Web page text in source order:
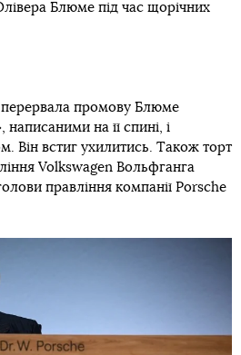
Блюме під час щорічних
перервала промову Блюме
на її спині, і
Він встиг ухилитись. Також торт
Volkswagen Вольфганга
правління компанії Porsche